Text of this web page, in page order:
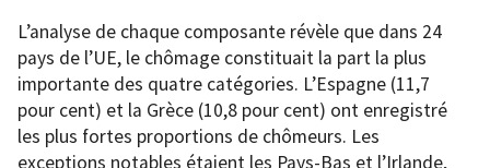
L’analyse de chaque composante révèle que dans 24
pays de l’UE, le chômage constituait la part la plus
importante des quatre catégories. L’Espagne (11,7
pour cent) et la Grèce (10,8 pour cent) ont enregistré
les plus fortes proportions de chômeurs. Les
exceptions notables étaient les Pays-Bas et l’Irlande,